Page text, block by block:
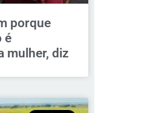
porque
é
mulher, diz